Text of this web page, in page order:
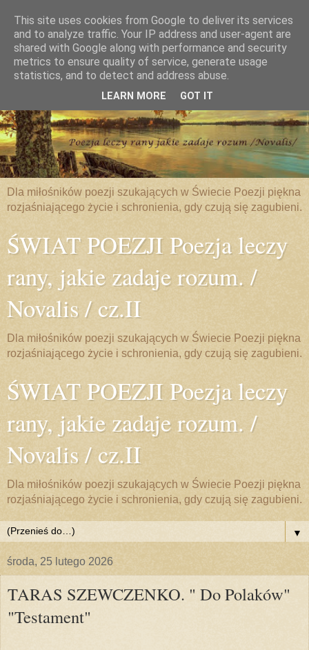
Dla miłośników poezji szukających w Świecie Poezji piękna
rozjaśniającego życie i schronienia, gdy czują się zagubieni.
ŚWIAT POEZJI Poezja leczy
rany, jakie zadaje rozum. /
Novalis / cz.II
Dla miłośników poezji szukających w Świecie Poezji piękna
rozjaśniającego życie i schronienia, gdy czują się zagubieni.
ŚWIAT POEZJI Poezja leczy
rany, jakie zadaje rozum. /
Novalis / cz.II
Dla miłośników poezji szukających w Świecie Poezji piękna
rozjaśniającego życie i schronienia, gdy czują się zagubieni.
▼
środa, 25 lutego 2026
TARAS SZEWCZENKO. " Do Polaków"
"Testament"
This site uses cookies from Google to deliver its services
and to analyze traffic. Your IP address and user-agent are
shared with Google along with performance and security
metrics to ensure quality of service, generate usage
statistics, and to detect and address abuse.
LEARN MORE GOT IT